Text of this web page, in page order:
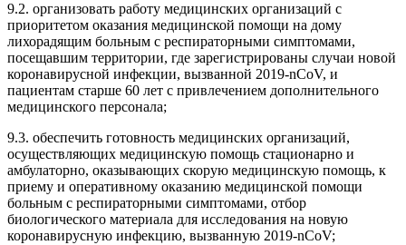
9.2. организовать работу медицинских организаций с
приоритетом оказания медицинской помощи на дому
лихорадящим больным с респираторными симптомами,
посещавшим территории, где зарегистрированы случаи новой
коронавирусной инфекции, вызванной 2019-nCoV, и
пациентам старше 60 лет с привлечением дополнительного
медицинского персонала;
9.3. обеспечить готовность медицинских организаций,
осуществляющих медицинскую помощь стационарно и
амбулаторно, оказывающих скорую медицинскую помощь, к
приему и оперативному оказанию медицинской помощи
больным с респираторными симптомами, отбор
биологического материала для исследования на новую
коронавирусную инфекцию, вызванную 2019-nCoV;